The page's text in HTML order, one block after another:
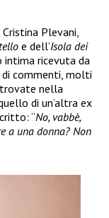
Plevani,
e dell’Isola dei
intima ricevuta da
commenti, molti
nella
di un’altra ex
“No, vabbè,
a una donna? Non